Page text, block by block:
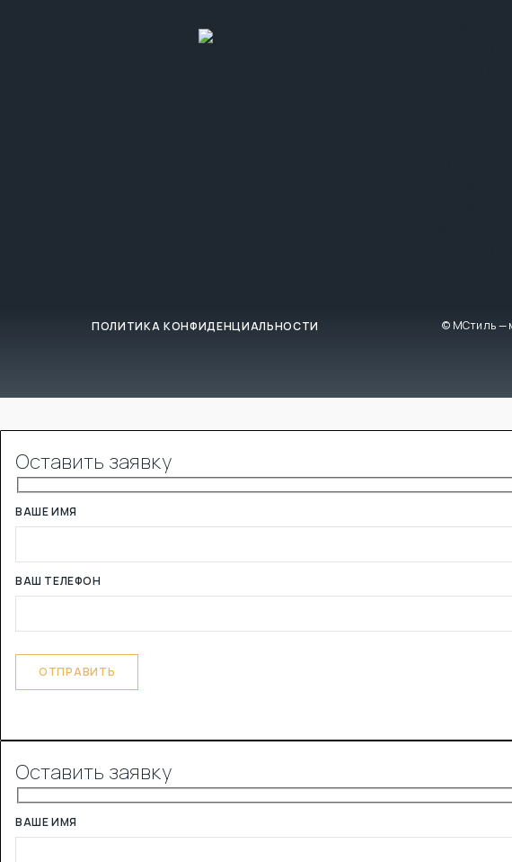
ПОЛИТИКА КОНФИДЕНЦИАЛЬНОСТИ © МСтиль —
Оставить заявку
ВАШЕ ИМЯ
ВАШ ТЕЛЕФОН
Оставить заявку
ВАШЕ ИМЯ